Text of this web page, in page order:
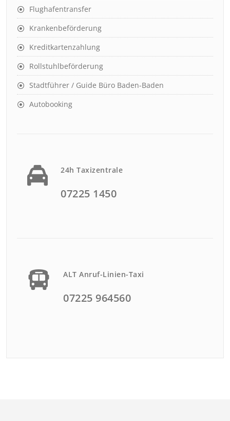
Flughafentransfer
Krankenbeförderung
Kreditkartenzahlung
Rollstuhlbeförderung
Stadtführer / Guide Büro Baden-Baden
Autobooking
24h Taxizentrale
07225 1450
ALT Anruf-Linien-Taxi
07225 964560